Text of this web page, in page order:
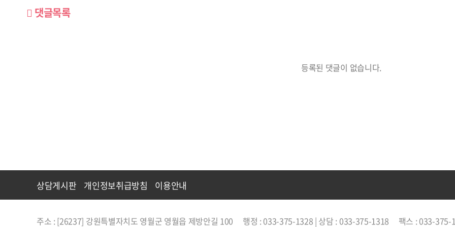
댓글목록
등록된 댓글이 없습니다.
상담게시판 개인정보취급방침 이용안내
주소 : [26237] 강원특별자치도 영월군 영월읍 제방안길 100 행정 : 033-375-1328 | 상담 : 033-375-1318 팩스 : 033-375-